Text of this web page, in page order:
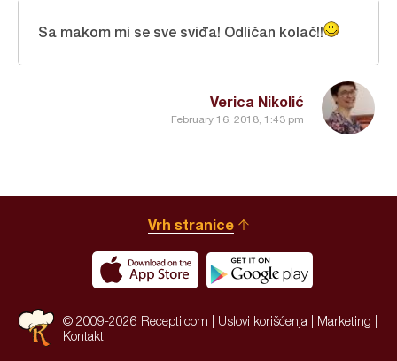
Verica Nikolić
February 16, 2018, 1:43 pm
Sa makom mi se sve sviđa! Odličan kolač!!
Vrh stranice
© 2009-2026 Recepti.com | Uslovi korišćenja Marketing
Kontakt